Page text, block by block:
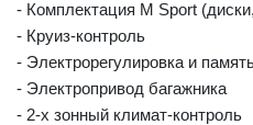
- Комплектация M Sport
- Круиз-контроль
- Электрорегулировка и
- Электропривод багажника
- 2-х зонный климат-контроль